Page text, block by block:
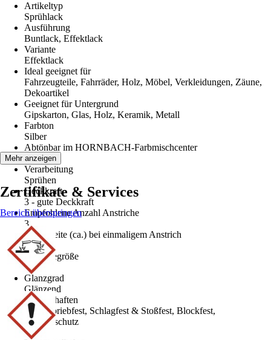
Artikeltyp
Sprühlack
Ausführung
Buntlack, Effektlack
Variante
Effektlack
Ideal geeignet für
Fahrzeugteile, Fahrräder, Holz, Möbel, Verkleidungen, Zäune,
Dekoartikel
Geeignet für Untergrund
Gipskarton, Glas, Holz, Keramik, Metall
Farbton
Silber
Abtönbar im HORNBACH-Farbmischcenter
Nein
Verarbeitung
Sprühen
Deckkraft
3 - gute Deckkraft
Empfohlene Anzahl Anstriche
3
Reichweite (ca.) bei einmaligem Anstrich
1,5 m²/l
Gebindegröße
0,4 l
Glanzgrad
Glänzend
Eigenschaften
Hoch abriebfest, Schlagfest & Stoßfest, Blockfest,
Fleckenschutz
Basis
Mehr anzeigen
Zertifikate & Services
Bereich überspringen